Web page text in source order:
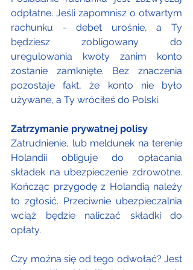
odpłatne. Jeśli zapomnisz o otwartym
rachunku - debet urośnie, a Ty
będziesz zobligowany do
uregulowania kwoty zanim konto
zostanie zamknięte. Bez znaczenia
pozostaje fakt, że konto nie było
używane, a Ty wróciłeś do Polski.
Zatrzymanie prywatnej polisy
Zatrudnienie, lub meldunek na terenie
Holandii obliguje do opłacania
składek na ubezpieczenie zdrowotne.
Kończąc przygodę z Holandią należy
to zgłosić. Przeciwnie ubezpieczalnia
wciąż będzie naliczać składki do
opłaty.
Czy można się od tego odwołać? Jest